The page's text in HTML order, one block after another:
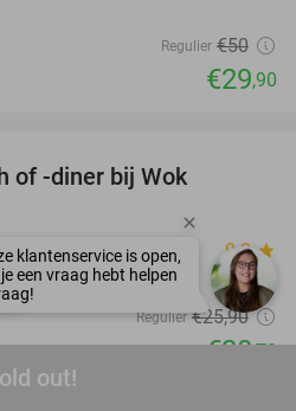
out!
Regulier €50
€29,90
of -diner bij Wok
9.2star
Regulier €25,90
€20,70